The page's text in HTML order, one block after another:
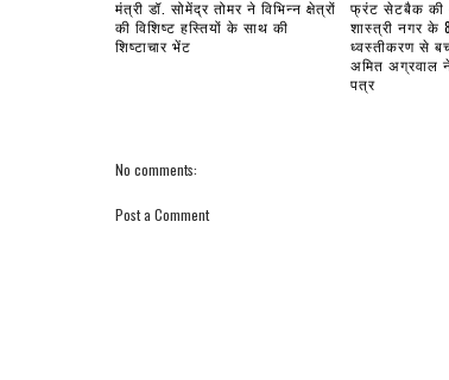
मंत्री डॉ. सोमेंद्र तोमर ने विभिन्न क्षेत्रों
की विशिष्ट हस्तियों के साथ की
शिष्टाचार भेंट
फ्रंट सेटबैक की
शास्त्री नगर के
ध्वस्तीकरण से
अमित अग्रवाल
पत्र
No comments:
Post a Comment